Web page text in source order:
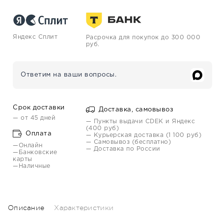
Яндекс Сплит
Расрочка для покупок до 300 000
руб.
Ответим на ваши вопросы.
Срок доставки
— от 45 дней
Оплата
—Онлайн
—Банковские
карты
—Наличные
Доставка, самовывоз
— Пункты выдачи CDEK и Яндекс
(400 руб)
— Курьерская доставка (1 100 руб)
— Самовывоз (бесплатно)
— Доставка по России
Описание Характеристики